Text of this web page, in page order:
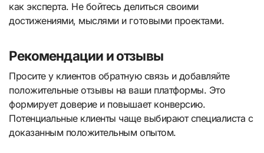
как эксперта. Не бойтесь делиться своими
достижениями, мыслями и готовыми проектами.
Рекомендации и отзывы
Просите у клиентов обратную связь и добавляйте
положительные отзывы на ваши платформы. Это
формирует доверие и повышает конверсию.
Потенциальные клиенты чаще выбирают специалиста с
доказанным положительным опытом.